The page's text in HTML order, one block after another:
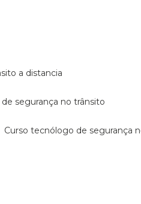
a distancia
de segurança no trânsito
curso tecnólogo de segurança